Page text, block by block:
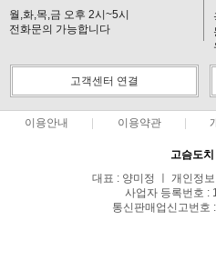
월,화,목,금 오후 2시~5시
전화문의 가능합니다
고객센터 연결
이용안내 이용약관
고슴도치
대표 : 양미정 ㅣ 개인정
사업자 등록번호 :
통신판매업신고번호